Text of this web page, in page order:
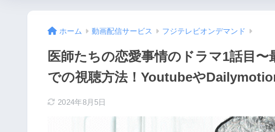
ホーム 動画配信サービス フジテレビオンデマンド
医師たちの恋愛事情のドラマ1話目
での視聴方法！Youtubeや
2024年8月5日